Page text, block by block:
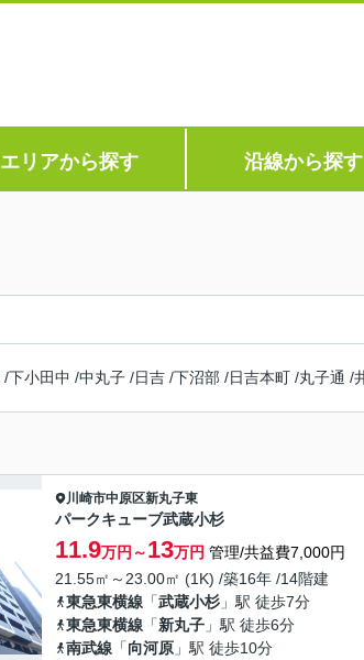
エリアから探す 沿線から探す
/下小田中 /中丸子 /日吉 /下沼部 /日吉本町 /丸子通 /
川崎市中原区新丸子東
パークキューブ武蔵小杉
11.9万円～13万円 管理/共益費7,000円
21.55㎡～23.00㎡ (1K) /築16年 /14階建
東急東横線 「武蔵小杉 」駅 徒歩7分
東急東横線 「新丸子 」駅 徒歩6分
南武線 「向河原 」駅 徒歩10分